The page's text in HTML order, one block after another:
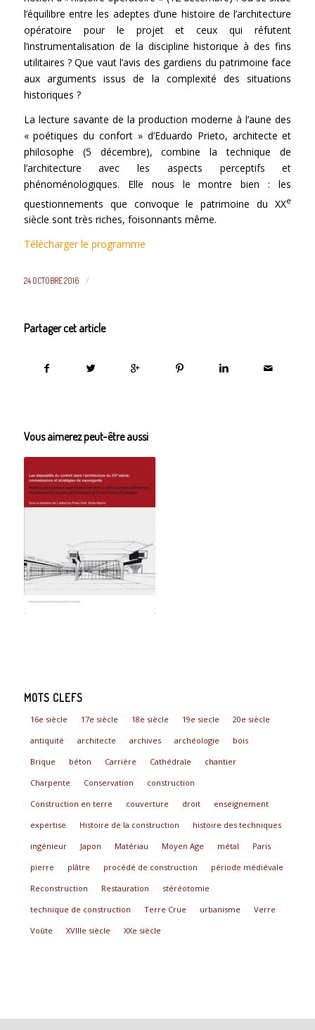
l’équilibre entre les adeptes d’une histoire de l’architecture
opératoire pour le projet et ceux qui réfutent
l’instrumentalisation de la discipline historique à des fins
utilitaires ? Que vaut l’avis des gardiens du patrimoine face
aux arguments issus de la complexité des situations
historiques ?
La lecture savante de la production moderne à l’aune des
« poétiques du confort » d’Eduardo Prieto, architecte et
philosophe (5 décembre), combine la technique de
l’architecture avec les aspects perceptifs et
phénoménologiques. Elle nous le montre bien : les
questionnements que convoque le patrimoine du XXe
siècle sont très riches, foisonnants même.
Télécharger le programme
24 OCTOBRE 2016 /
Partager cet article
Vous aimerez peut-être aussi
MOTS CLEFS
16e siècle 17e siècle 18e siècle 19e siecle
20e siècle
antiquité
architecte archives archéologie
bois
Brique
béton Carrière Cathédrale
chantier
Charpente
Conservation
construction
Construction en terre
couverture droit
enseignement
expertise
Histoire de la construction
histoire des techniques
ingénieur
Japon Matériau Moyen Age métal
Paris
pierre
plâtre procédé de construction
période médiévale
Reconstruction
Restauration
stéréotomie
technique de construction
Terre Crue urbanisme
Verre
Voûte
XVIIIe siècle XXe siècle